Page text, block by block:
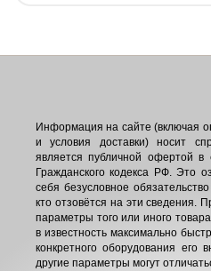
Информация на сайте (включая
и условия доставки) носит
является публичной офертой в
Гражданского кодекса РФ. Это
себя безусловное
кто отзовётся на эти сведения.
параметры того или иного
в известность максимально
конкретного оборудования его
другие параметры могут